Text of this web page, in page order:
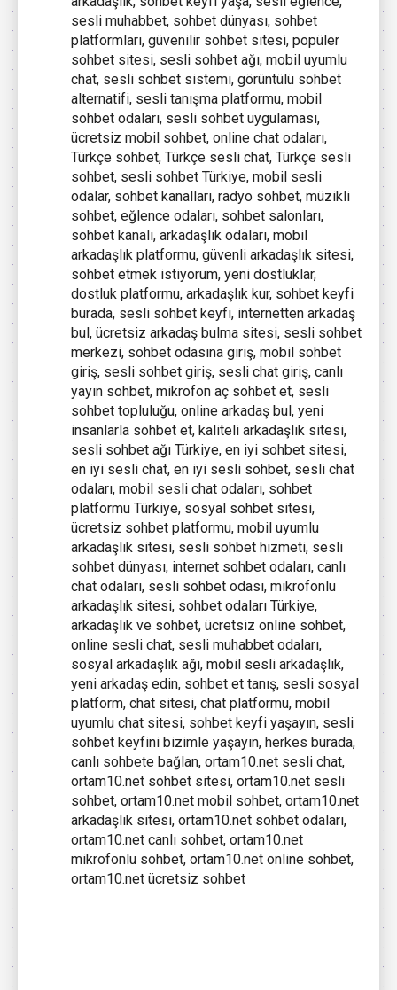
sesli muhabbet, sohbet dünyası, sohbet
platformları, güvenilir sohbet sitesi, popüler
sohbet sitesi, sesli sohbet ağı, mobil uyumlu
chat, sesli sohbet sistemi, görüntülü sohbet
alternatifi, sesli tanışma platformu, mobil
sohbet odaları, sesli sohbet uygulaması,
ücretsiz mobil sohbet, online chat odaları,
Türkçe sohbet, Türkçe sesli chat, Türkçe sesli
sohbet, sesli sohbet Türkiye, mobil sesli
odalar, sohbet kanalları, radyo sohbet, müzikli
sohbet, eğlence odaları, sohbet salonları,
sohbet kanalı, arkadaşlık odaları, mobil
arkadaşlık platformu, güvenli arkadaşlık sitesi,
sohbet etmek istiyorum, yeni dostluklar,
dostluk platformu, arkadaşlık kur, sohbet keyfi
burada, sesli sohbet keyfi, internetten arkadaş
bul, ücretsiz arkadaş bulma sitesi, sesli sohbet
merkezi, sohbet odasına giriş, mobil sohbet
giriş, sesli sohbet giriş, sesli chat giriş, canlı
yayın sohbet, mikrofon aç sohbet et, sesli
sohbet topluluğu, online arkadaş bul, yeni
insanlarla sohbet et, kaliteli arkadaşlık sitesi,
sesli sohbet ağı Türkiye, en iyi sohbet sitesi,
en iyi sesli chat, en iyi sesli sohbet, sesli chat
odaları, mobil sesli chat odaları, sohbet
platformu Türkiye, sosyal sohbet sitesi,
ücretsiz sohbet platformu, mobil uyumlu
arkadaşlık sitesi, sesli sohbet hizmeti, sesli
sohbet dünyası, internet sohbet odaları, canlı
chat odaları, sesli sohbet odası, mikrofonlu
arkadaşlık sitesi, sohbet odaları Türkiye,
arkadaşlık ve sohbet, ücretsiz online sohbet,
online sesli chat, sesli muhabbet odaları,
sosyal arkadaşlık ağı, mobil sesli arkadaşlık,
yeni arkadaş edin, sohbet et tanış, sesli sosyal
platform, chat sitesi, chat platformu, mobil
uyumlu chat sitesi, sohbet keyfi yaşayın, sesli
sohbet keyfini bizimle yaşayın, herkes burada,
canlı sohbete bağlan, ortam10.net sesli chat,
ortam10.net sohbet sitesi, ortam10.net sesli
sohbet, ortam10.net mobil sohbet, ortam10.net
arkadaşlık sitesi, ortam10.net sohbet odaları,
ortam10.net canlı sohbet, ortam10.net
mikrofonlu sohbet, ortam10.net online sohbet,
ortam10.net ücretsiz sohbet